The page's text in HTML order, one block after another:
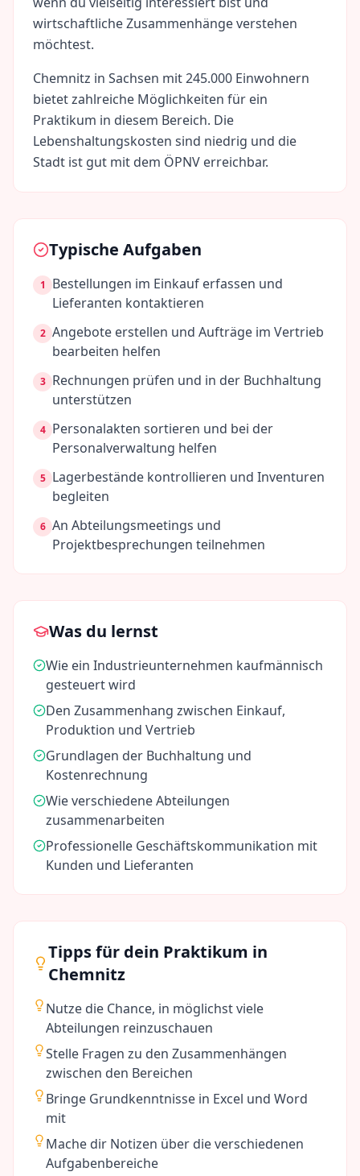
wirtschaftliche Zusammenhänge verstehen
möchtest.
Chemnitz in Sachsen mit245.000 Einwohnern
bietet zahlreiche Möglichkeiten für ein
Praktikum in diesem Bereich. Die
Lebenshaltungskosten sind niedrig und die
Stadt ist gut mit dem ÖPNV erreichbar.
Typische Aufgaben
1
Bestellungen im Einkauf erfassen und
Lieferanten kontaktieren
2 Angebote erstellen und Aufträge im Vertrieb
bearbeiten helfen
3 Rechnungen prüfen und in der Buchhaltung
unterstützen
4 Personalakten sortieren und bei der
Personalverwaltung helfen
5 Lagerbestände kontrollieren und Inventuren
begleiten
6 An Abteilungsmeetings und
Projektbesprechungen teilnehmen
Was du lernst
Wie ein Industrieunternehmen kaufmännisch
gesteuert wird
Den Zusammenhang zwischen Einkauf,
Produktion und Vertrieb
Grundlagen der Buchhaltung und
Kostenrechnung
Wie verschiedene Abteilungen
zusammenarbeiten
Professionelle Geschäftskommunikation mit
Kunden und Lieferanten
Tipps für dein Praktikum in
Chemnitz
Nutze die Chance, in möglichst viele
Abteilungen reinzuschauen
Stelle Fragen zu den Zusammenhängen
zwischen den Bereichen
Bringe Grundkenntnisse in Excel und Word
mit
Mache dir Notizen über die verschiedenen
Aufgabenbereiche